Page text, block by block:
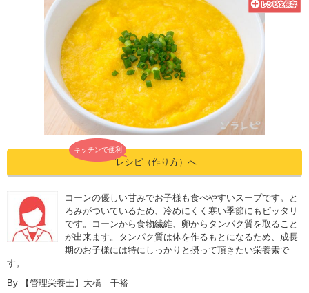
キッチンで便利
”レシピ（作り方）へ
コーンの優しい甘みでお子様も食べやすいスープです。と
ろみがついているため、冷めにくく寒い季節にもピッタリ
です。コーンから食物繊維、卵からタンパク質を取ること
が出来ます。タンパク質は体を作るもとになるため、成長
期のお子様には特にしっかりと摂って頂きたい栄養素で
す。
By
【管理栄養士】大橋 千裕